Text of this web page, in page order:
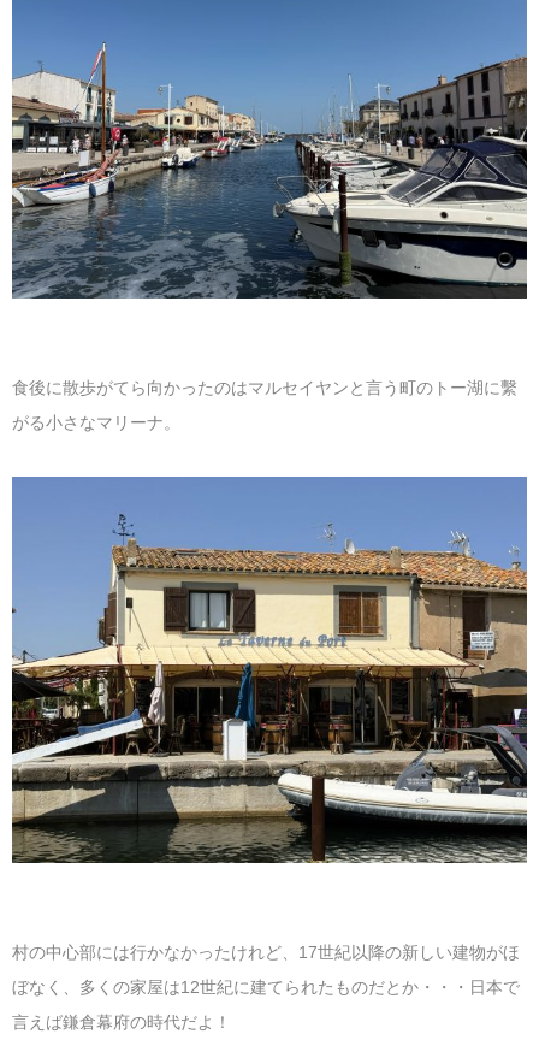
食後に散歩がてら向かったのはマルセイヤンと言う町のトー湖に繫
がる小さなマリーナ。
村の中心部には行かなかったけれど、17世紀以降の新しい建物がほ
ぼなく、多くの家屋は12世紀に建てられたものだとか・・・日本で
言えば鎌倉幕府の時代だよ！